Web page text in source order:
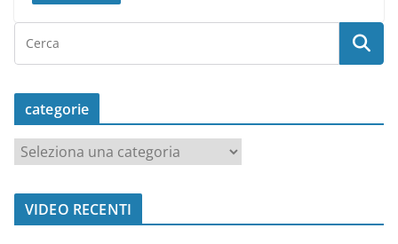
categorie
t
VIDEO RECENTI